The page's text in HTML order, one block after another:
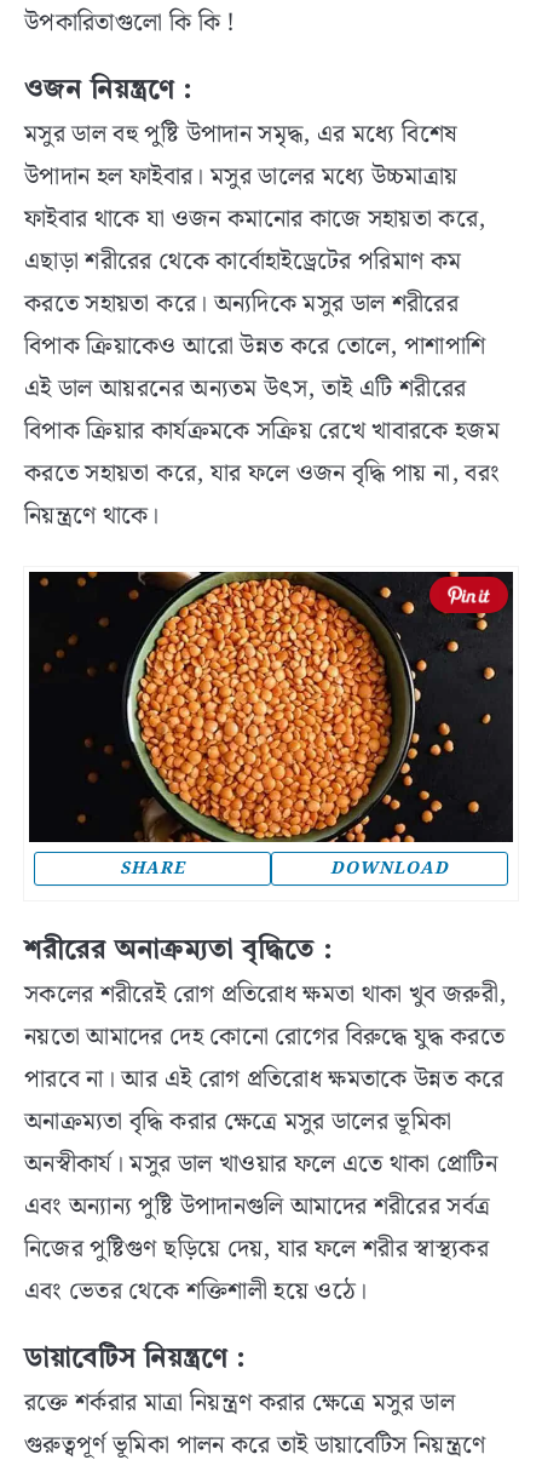
উপকারিতাগুলো কি কি !
ওজন নিয়ন্ত্রণে :
মসুর ডাল বহু পুষ্টি উপাদান সমৃদ্ধ, এর মধ্যে বিশেষ
উপাদান হল ফাইবার। মসুর ডালের মধ্যে উচ্চমাত্রায়
ফাইবার থাকে যা ওজন কমানোর কাজে সহায়তা করে,
এছাড়া শরীরের থেকে কার্বোহাইড্রেটের পরিমাণ কম
করতে সহায়তা করে। অন্যদিকে মসুর ডাল শরীরের
বিপাক ক্রিয়াকেও আরো উন্নত করে তোলে, পাশাপাশি
এই ডাল আয়রনের অন্যতম উৎস, তাই এটি শরীরের
বিপাক ক্রিয়ার কার্যক্রমকে সক্রিয় রেখে খাবারকে হজম
করতে সহায়তা করে, যার ফলে ওজন বৃদ্ধি পায় না, বরং
নিয়ন্ত্রণে থাকে।
SHARE DOWNLOAD
শরীরের অনাক্রম্যতা বৃদ্ধিতে :
সকলের শরীরেই রোগ প্রতিরোধ ক্ষমতা থাকা খুব জরুরী,
নয়তো আমাদের দেহ কোনো রোগের বিরুদ্ধে যুদ্ধ করতে
পারবে না। আর এই রোগ প্রতিরোধ ক্ষমতাকে উন্নত করে
অনাক্রম্যতা বৃদ্ধি করার ক্ষেত্রে মসুর ডালের ভূমিকা
অনস্বীকার্য। মসুর ডাল খাওয়ার ফলে এতে থাকা প্রোটিন
এবং অন্যান্য পুষ্টি উপাদানগুলি আমাদের শরীরের সর্বত্র
নিজের পুষ্টিগুণ ছড়িয়ে দেয়, যার ফলে শরীর স্বাস্থ্যকর
এবং ভেতর থেকে শক্তিশালী হয়ে ওঠে।
ডায়াবেটিস নিয়ন্ত্রণে :
রক্তে শর্করার মাত্রা নিয়ন্ত্রণ করার ক্ষেত্রে মসুর ডাল
গুরুত্বপূর্ণ ভূমিকা পালন করে তাই ডায়াবেটিস নিয়ন্ত্রণে